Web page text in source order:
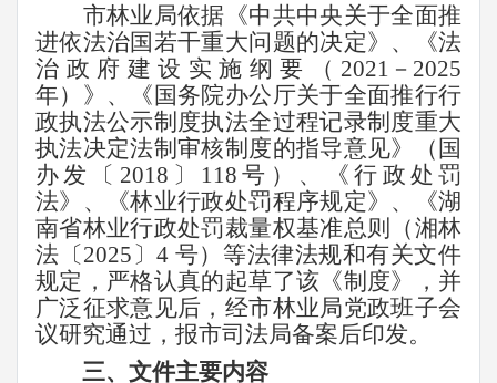
市林业局依据《中共中央关于全面推
进依法治国若干重大问题的决定》、《法
治政府建设实施纲要（ 2021 － 2025
年）》、《国务院办公厅关于全面推行行
政执法公示制度执法全过程记录制度重大
执法决定法制审核制度的指导意见》（国
办发〔 2018 〕 118 号）、《行政处罚
法》、《林业行政处罚程序规定》、《湖
南省林业行政处罚裁量权基准总则（湘林
法〔2025 〕4 号）等法律法规和有关文件
规定，严格认真的起草了该《制度》，并
广泛征求意见后，经市林业局党政班子会
议研究通过，报市司法局备案后印发。
三、文件主要内容